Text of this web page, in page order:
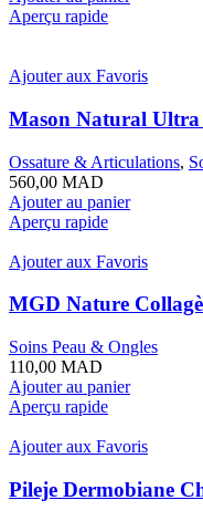
Aperçu rapide
Ajouter aux Favoris
Mason Natural Ultra
Ossature & Articulations,
560,00 MAD
Ajouter au panier
Aperçu rapide
Ajouter aux Favoris
MGD Nature
Soins Peau & Ongles
110,00 MAD
Ajouter au panier
Aperçu rapide
Ajouter aux Favoris
Pileje Dermobiane